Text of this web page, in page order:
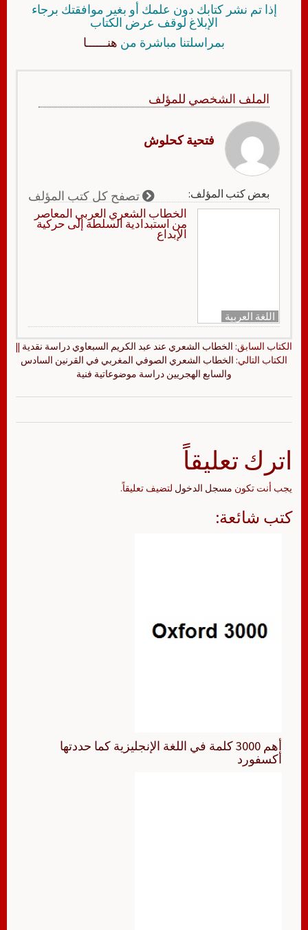
إذا تم نشر كتابك دون علمك أو بغير موافقتك برجاء
الإبلاغ لوقف عرض الكتاب
بمراسلتنا مباشرة من هنــــــا
الملف الشخصي للمؤلف
فتحية كحلوش
بعض كتب المؤلف: تصفح كل كتب المؤلف
اللغة العربية
الخطاب الشعري العربي المعاصر
من استبدادية السلطة إلى حركية
الإبداع
الكتاب السابق: الخطاب الشعري عند عبد الكريم السبعاوي دراسة نقدية ||
الكتاب التالي: الخطاب الشعري الصوفي المغربي في القرنين السادس
والسابع الهجريين دراسة موضوعاتية فنية
اترك تعليقاً
يجب أنت تكون مسجل الدخول لتضيف تعليقاً.
كتب شائعة:
أهم 3000 كلمة في اللغة الإنجليزية كما حددتها
أكسفورد